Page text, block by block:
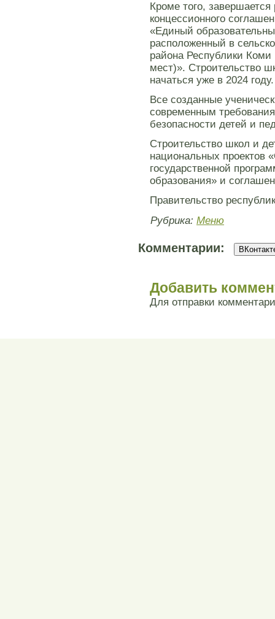
Кроме того,
концессионного
«Единый
расположенный в
района Республики
мест)». Строительство
начаться уже в 2024 году.
Все созданные
современным
безопасности детей и
Строительство школ и
национальных проектов
государственной
образования» и
Правительство
Рубрика: Меню
Комментарии:
Добавить
Для отправки